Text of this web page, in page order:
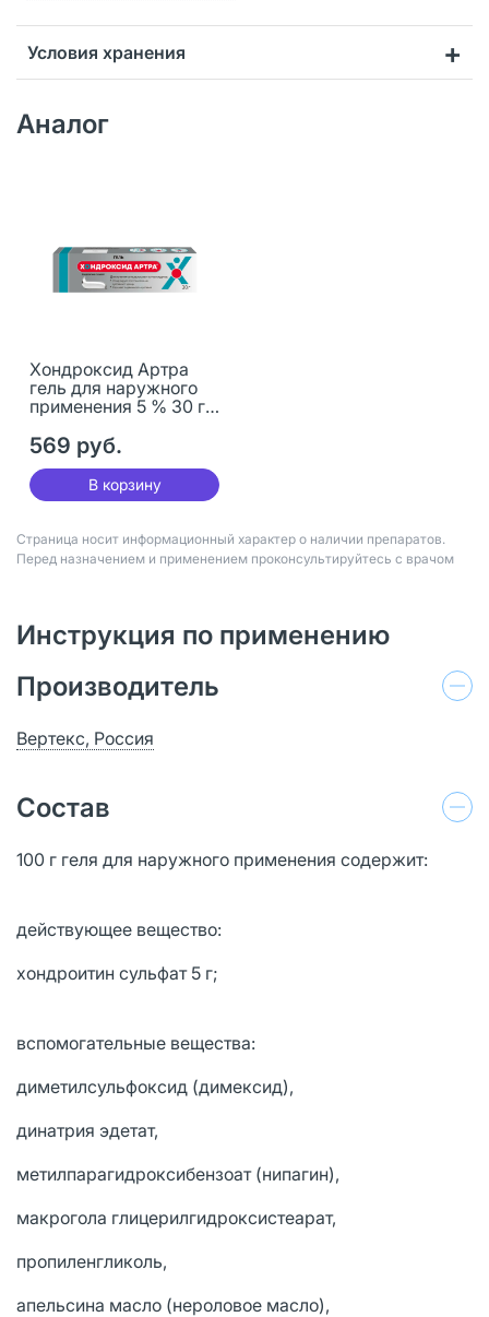
Условия хранения
Аналог
Хондроксид Артра
гель для наружного
применения 5 % 30 г 1
569 руб.
В корзину
Страница носит информационный характер о наличии препаратов.
Перед назначением и применением проконсультируйтесь с врачом
Инструкция по применению
Производитель
Вертекс, Россия
Состав
100 г геля для наружного применения содержит:
действующее вещество:
хондроитин сульфат 5 г;
вспомогательные вещества:
диметилсульфоксид (димексид),
динатрия эдетат,
метилпарагидроксибензоат (нипагин),
макрогола глицерилгидроксистеарат,
пропиленгликоль,
апельсина масло (нероловое масло),